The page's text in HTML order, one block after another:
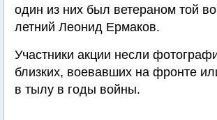
один из них был ветераном той
летний Леонид Ермаков.
Участники акции несли
близких, воевавших на фронте
в тылу в годы войны.